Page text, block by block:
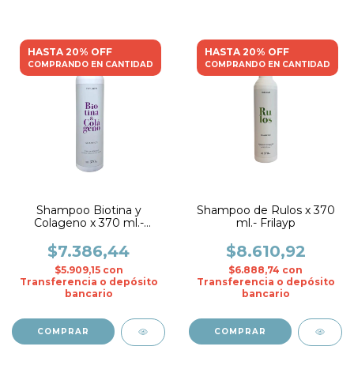
HASTA 20% OFF
COMPRANDO EN CANTIDAD
Shampoo Biotina y
Colageno x 370 ml.-
$7.386,44
$5.909,15 con
Transferencia o depósito
bancario
HASTA 20% OFF
COMPRANDO EN CANTIDAD
Shampoo de Rulos x 370
ml.- Frilayp
$8.610,92
$6.888,74 con
Transferencia o depósito
bancario